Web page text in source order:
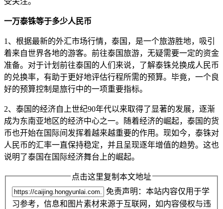
一万泰铢等于多少人民币
1、根据最新的外汇市场行情，泰国，是一个旅游胜地，吸引
着来自世界各地的游客。前往泰国旅游，无疑需要一定的资金
准备。对于计划前往泰国的人们来说，了解泰铢兑换成人民币
的兑换率，有助于更好地评估行程所需的预算。毕竟，一个良
好的预算控制是旅行中的一项重要指标。
2、泰国的经济自上世纪90年代以来取得了显著的发展，逐渐
成为东南亚地区的经济中心之一。随着经济的崛起，泰国的货
币也开始在国际间发挥着越来越重要的作用。现如今，泰铢对
人民币的汇率一直保持稳定，并且呈现逐年增值的趋势。这也
说明了泰国在国际经济舞台上的崛起。
点击这里复制本文地址
免责声明：本站内容仅用于学
习参考，信息和图片素材来源于互联网，如内容侵权与违